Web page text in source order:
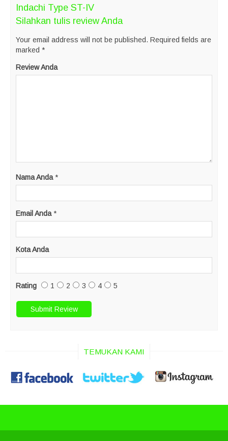
Indachi Type ST-IV
Silahkan tulis review Anda
Your email address will not be published. Required fields are
marked *
Review Anda
Nama Anda *
Email Anda *
Kota Anda
Rating 1 2 3 4 5
TEMUKAN KAMI